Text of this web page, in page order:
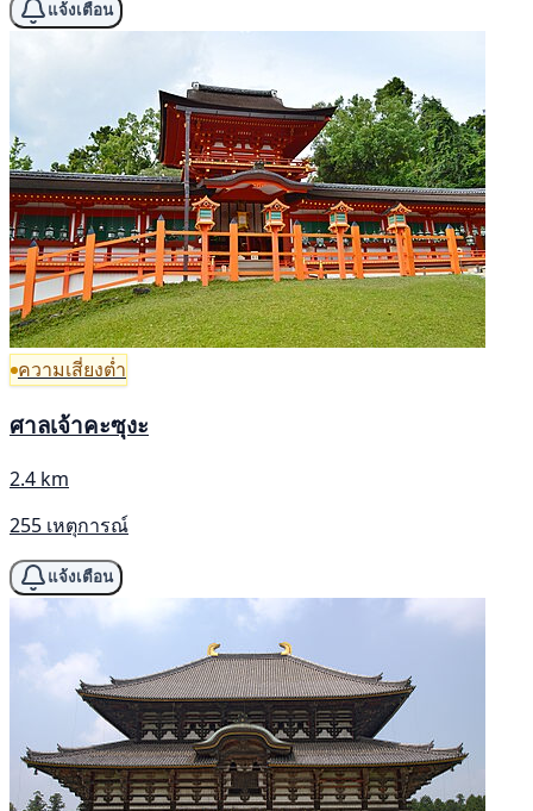
แจ้งเตือน
ความเสี่ยงต่ำ
ศาลเจ้าคะซุงะ
2.4 km
255 เหตุการณ์
แจ้งเตือน